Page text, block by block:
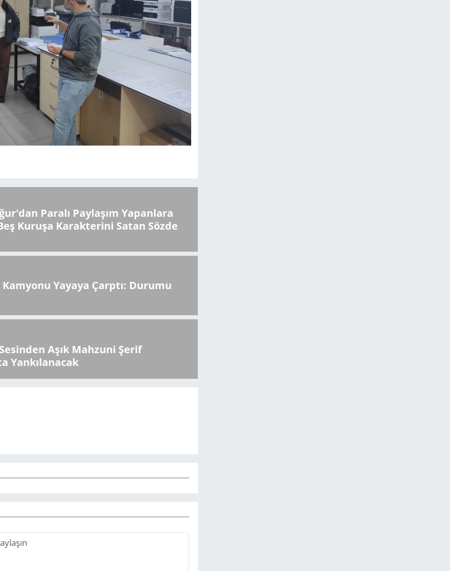
Paralı Paylaşım Yapanlara
Kuruşa Karakterini Satan Sözde
Yayaya Çarptı: Durumu
Aşık Mahzuni Şerif
Yankılanacak